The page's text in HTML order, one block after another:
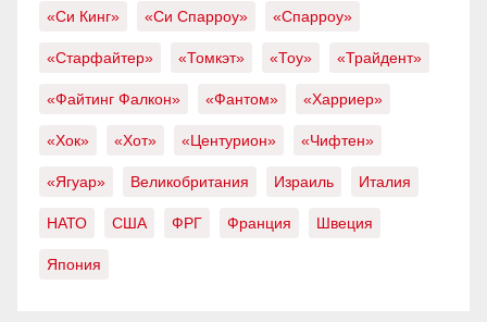
«Си Кинг» «Си Спарроу» «Спарроу»
«Старфайтер» «Томкэт» «Тоу» «Трайдент»
«Файтинг Фалкон» «Фантом» «Харриер»
«Хок» «Хот» «Центурион» «Чифтен»
«Ягуар» Великобритания Израиль Италия
НАТО США ФРГ Франция Швеция
Япония